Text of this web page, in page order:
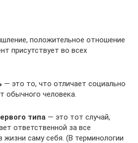
положительное отношение
присутствует во всех
— это то, что отличает социально
обычного человека.
типа — это тот случай,
ответственной за все
жизни саму себя. (В терминологии